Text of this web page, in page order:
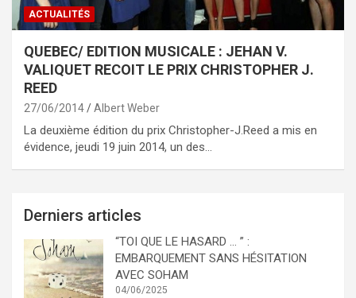
ACTUALITÉS
QUEBEC/ EDITION MUSICALE : JEHAN V.
VALIQUET RECOIT LE PRIX CHRISTOPHER J.
REED
27/06/2014 Albert Weber
La deuxième édition du prix Christopher-J.Reed a mis en
évidence, jeudi 19 juin 2014, un des…
Derniers articles
“TOI QUE LE HASARD … ” :
EMBARQUEMENT SANS HÉSITATION
AVEC SOHAM
04/06/2025